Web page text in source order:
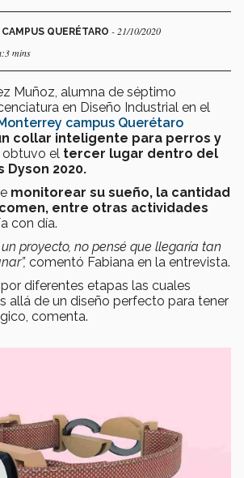
QUERÉTARO - 21/10/2020
mins
Muñoz, alumna de séptimo
en Diseño Industrial en el
campus Querétaro
collar inteligente para perros y
obtuvo el tercer lugar dentro del
Dyson 2020.
monitorear su sueño, la cantidad
entre otras actividades
con día.
un proyecto, no pensé que llegaría tan
comentó Fabiana en la entrevista.
diferentes etapas las cuales
allá de un diseño perfecto para tener
comenta.